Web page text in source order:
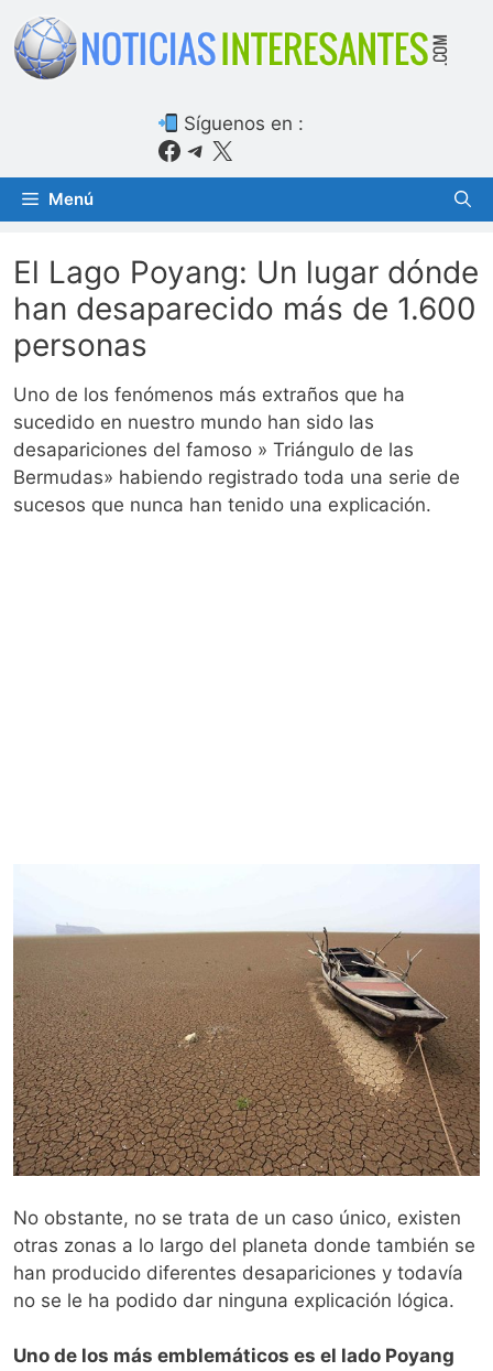
Saltar
contenido
Síguenos en :
Facebook
Telegram
X
Menú
El Lago Poyang: Un lugar dónde
han desaparecido más de 1.600
personas
Uno de los fenómenos más extraños que ha
sucedido en nuestro mundo han sido las
desapariciones del famoso » Triángulo de las
Bermudas» habiendo registrado toda una serie de
sucesos que nunca han tenido una explicación.
No obstante, no se trata de un caso único, existen
otras zonas a lo largo del planeta donde también se
han producido diferentes desapariciones y todavía
no se le ha podido dar ninguna explicación lógica.
Uno de los más emblemáticos es el lado Poyang